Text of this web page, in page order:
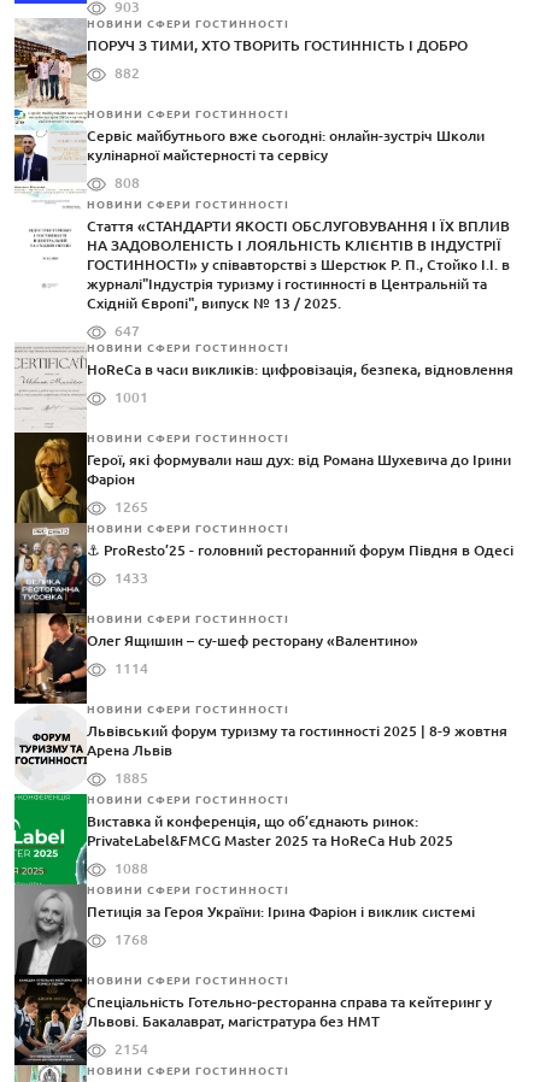
903
НОВИНИ СФЕРИ ГОСТИННОСТІ
ПОРУЧ З ТИМИ, ХТО ТВОРИТЬ ГОСТИННІСТЬ І ДОБРО
882
НОВИНИ СФЕРИ ГОСТИННОСТІ
Сервіс майбутнього вже сьогодні: онлайн-зустріч Школи
кулінарної майстерності та сервісу
808
НОВИНИ СФЕРИ ГОСТИННОСТІ
Стаття «СТАНДАРТИ ЯКОСТІ ОБСЛУГОВУВАННЯ І ЇХ ВПЛИВ
НА ЗАДОВОЛЕНІСТЬ І ЛОЯЛЬНІСТЬ КЛІЄНТІВ В ІНДУСТРІЇ
ГОСТИННОСТІ» у співавторстві з Шерстюк Р. П., Стойко І.І. в
журналі"Індустрія туризму і гостинності в Центральній та
Східній Європі", випуск № 13 / 2025.
647
НОВИНИ СФЕРИ ГОСТИННОСТІ
HoReCa в часи викликів: цифровізація, безпека, відновлення
1001
НОВИНИ СФЕРИ ГОСТИННОСТІ
Герої, які формували наш дух: від Романа Шухевича до Ірини
Фаріон
1265
НОВИНИ СФЕРИ ГОСТИННОСТІ
⚓️ ProResto’25 - головний ресторанний форум Півдня в Одесі
1433
НОВИНИ СФЕРИ ГОСТИННОСТІ
Олег Ящишин – су-шеф ресторану «Валентино»
1114
НОВИНИ СФЕРИ ГОСТИННОСТІ
Львівський форум туризму та гостинності 2025 | 8-9 жовтня
Арена Львів
1885
НОВИНИ СФЕРИ ГОСТИННОСТІ
Виставка й конференція, що об’єднають ринок:
PrivateLabel&FMCG Master 2025 та HoReCa Hub 2025
1088
НОВИНИ СФЕРИ ГОСТИННОСТІ
Петиція за Героя України: Ірина Фаріон і виклик системі
1768
НОВИНИ СФЕРИ ГОСТИННОСТІ
Спеціальність Готельно-ресторанна справа та кейтеринг у
Львові. Бакалаврат, магістратура без НМТ
2154
НОВИНИ СФЕРИ ГОСТИННОСТІ